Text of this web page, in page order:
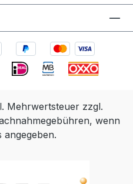
Mehrwertsteuer zzgl.
wenn
angegeben.